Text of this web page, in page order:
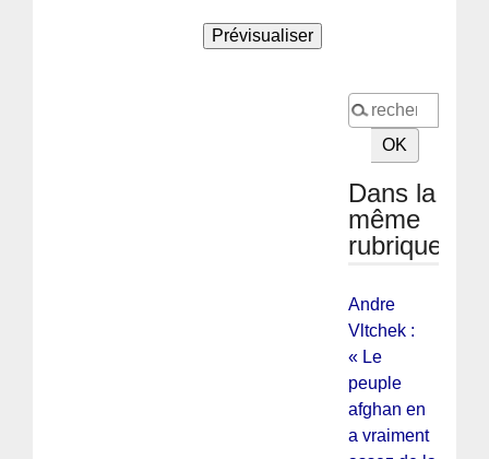
Dans la
même
rubrique
Andre
Vltchek :
« Le
peuple
afghan en
a vraiment